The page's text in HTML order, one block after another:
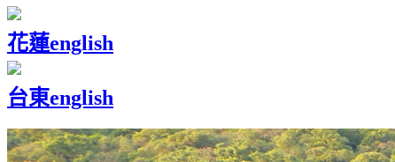
花蓮english
台東english